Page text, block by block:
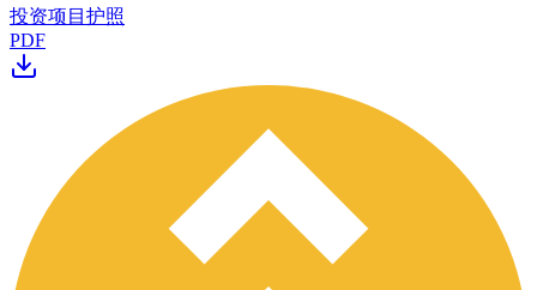
投资项目护照
PDF